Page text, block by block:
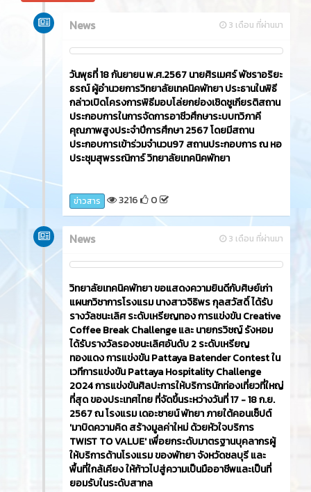
3 เดือน ที่ผ่านมา
News
วันพุธที่ 18 กันยายน พ.ศ.2567 นายศิรเมศร์ พัชราอริยะ
ธรณ์ ผู้อำนวยการวิทยาลัยเทคนิคพัทยา ประธานในพิธี
กล่าวเปิดโครงการพิธีมอบโล่ยกย่องเชิดชูเกียรติสถาน
ประกอบการในการจัดการอาชีวศึกษาระบบทวิภาคี
คุณภาพสูงประจำปีการศึกษา 2567 โดยมีสถาน
ประกอบการเข้าร่วมจำนวน97 สถานประกอบการ ณ หอ
ประชุมสุพรรณิการ์ วิทยาลัยเทคนิคพัทยา
ข่าวสาร 3216 0
3 เดือน ที่ผ่านมา
News
วิทยาลัยเทคนิคพัทยา ขอแสดงความยินดีกับศิษย์เก่า
แผนกวิชาการโรงแรม นางสาวจิธิพร กุลสวัสดิ์ ได้รับ
รางวัลชนะเลิศ ระดับเหรียญทอง การแข่งขัน Creative
Coffee Break Challenge และ นายกรวิชญ์ รังหอม
ได้รับรางวัลรองชนะเลิศอันดับ 2 ระดับเหรียญ
ทองแดง การแข่งขัน Pattaya Batender Contest ใน
เวทีการแข่งขัน Pattaya Hospitality Challenge
2024 การแข่งขันศิลปะการให้บริการนักท่องเที่ยวที่ใหญ่
ที่สุด ของประเทศไทย ที่จัดขึ้นระหว่างวันที่ 17 - 18 ก.ย.
2567 ณ โรงแรม เดอะซายน์ พัทยา ภายใต้คอนเซ็ปต์
'มาบิดความคิด สร้างมูลค่าใหม่ ด้วยหัวใจบริการ
TWIST TO VALUE' เพื่อยกระดับมาตรฐานบุคลากรผู้
ให้บริการด้านโรงแรม ของพัทยา จังหวัดชลบุรี และ
พื้นที่ใกล้เคียง ให้ก้าวไปสู่ความเป็นมืออาชีพและเป็นที่
ยอมรับในระดับสากล